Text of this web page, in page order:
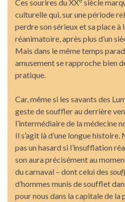
Ces sourires du XX siècle
culturelle qui, sur une période
perdre son sérieux et sa place à
réanimatoire, après plus d’un
Mais dans le même temps
amusement se rapproche bien
pratique.
Car, même si les savants des
geste de souffler au derrière
l’intermédiaire de la médecine
Il s’agit là d’une longue histoire.
pas un hasard si l’insufflation
son aura précisément au
du carnaval – dont celui des
d’hommes munis de soufflet
pour nous dans la capitale de la